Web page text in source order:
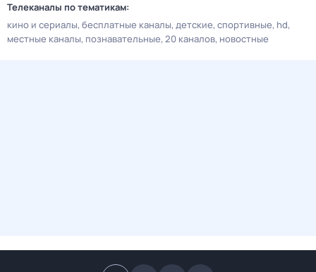
Телеканалы по тематикам:
кино и сериалы бесплатные каналы детские спортивные hd
местные каналы познавательные 20 каналов новостные